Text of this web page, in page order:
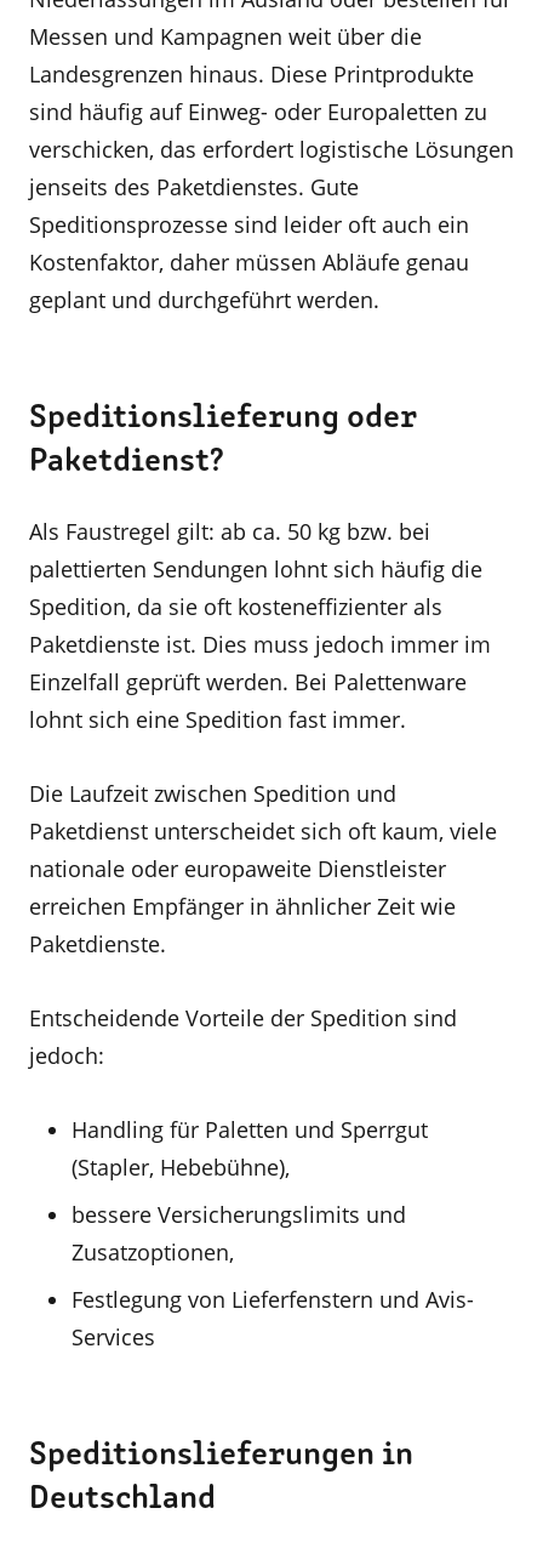
Messen und Kampagnen weit über die
Landesgrenzen hinaus. Diese Printprodukte
sind häufig auf Einweg- oder Europaletten zu
verschicken, das erfordert logistische Lösungen
jenseits des Paketdienstes. Gute
Speditionsprozesse sind leider oft auch ein
Kostenfaktor, daher müssen Abläufe genau
geplant und durchgeführt werden.
Speditionslieferung oder
Paketdienst?
Als Faustregel gilt: ab ca. 50 kg bzw. bei
palettierten Sendungen lohnt sich häufig die
Spedition, da sie oft kosteneffizienter als
Paketdienste ist. Dies muss jedoch immer im
Einzelfall geprüft werden. Bei Palettenware
lohnt sich eine Spedition fast immer.
Die Laufzeit zwischen Spedition und
Paketdienst unterscheidet sich oft kaum, viele
nationale oder europaweite Dienstleister
erreichen Empfänger in ähnlicher Zeit wie
Paketdienste.
Entscheidende Vorteile der Spedition sind
jedoch:
Handling für Paletten und Sperrgut
(Stapler, Hebebühne),
bessere Versicherungslimits und
Zusatzoptionen,
Festlegung von Lieferfenstern und Avis-
Services
Speditionslieferungen in
Deutschland